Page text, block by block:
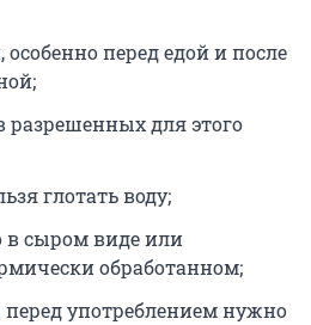
перед едой и после
разрешенных для этого
глотать воду;
в сыром виде или
обработанном;
употреблением нужно